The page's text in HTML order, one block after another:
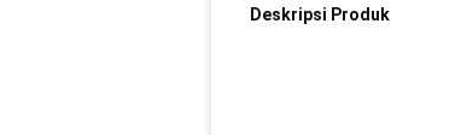
Deskripsi Produk